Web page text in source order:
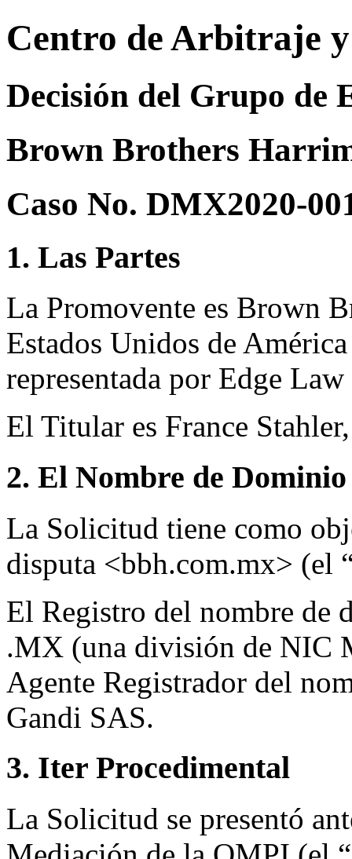
Centro de Arbitraje
Decisión del Grupo de
Brown Brothers
Caso No. DMX2020-
1. Las Partes
La Promovente es Brown
Estados Unidos de
representada por Edge
El Titular es France
2. El Nombre de
La Solicitud tiene como
disputa <bbh.com.mx> (el
El Registro del nombre de
.MX (una división de NIC
Agente Registrador del
Gandi SAS.
3. Iter Procedimental
La Solicitud se presentó